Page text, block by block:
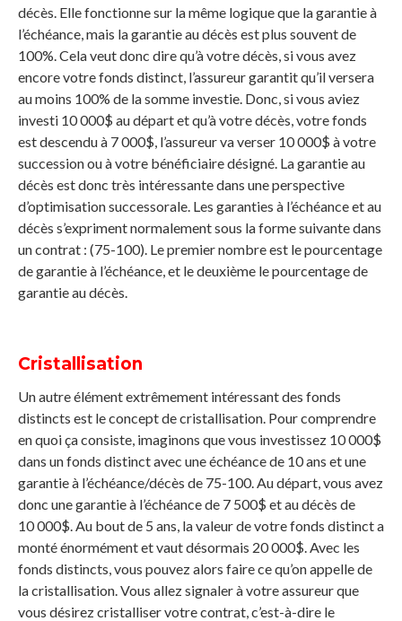
décès. Elle fonctionne sur la même logique que la garantie à
l’échéance, mais la garantie au décès est plus souvent de
100%. Cela veut donc dire qu’à votre décès, si vous avez
encore votre fonds distinct, l’assureur garantit qu’il versera
au moins 100% de la somme investie. Donc, si vous aviez
investi 10 000$ au départ et qu’à votre décès, votre fonds
est descendu à 7 000$, l’assureur va verser 10 000$ à votre
succession ou à votre bénéficiaire désigné. La garantie au
décès est donc très intéressante dans une perspective
d’optimisation successorale. Les garanties à l’échéance et au
décès s’expriment normalement sous la forme suivante dans
un contrat : (75-100). Le premier nombre est le pourcentage
de garantie à l’échéance, et le deuxième le pourcentage de
garantie au décès.
Cristallisation
Un autre élément extrêmement intéressant des fonds
distincts est le concept de cristallisation. Pour comprendre
en quoi ça consiste, imaginons que vous investissez 10 000$
dans un fonds distinct avec une échéance de 10 ans et une
garantie à l’échéance/décès de 75-100. Au départ, vous avez
donc une garantie à l’échéance de 7 500$ et au décès de
10 000$. Au bout de 5 ans, la valeur de votre fonds distinct a
monté énormément et vaut désormais 20 000$. Avec les
fonds distincts, vous pouvez alors faire ce qu’on appelle de
la cristallisation. Vous allez signaler à votre assureur que
vous désirez cristalliser votre contrat, c’est-à-dire le